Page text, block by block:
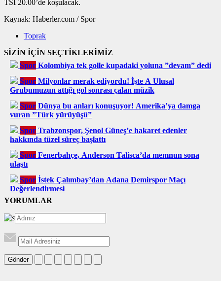
TSİ 20.00’de koşulacak.
Kaynak: Haberler.com / Spor
Toprak
SİZİN İÇİN SEÇTİKLERİMİZ
Spor Kolombiya tek golle kupadaki yoluna ”devam” dedi
Spor Milyonlar merak ediyordu! İşte A Ulusal
Grubumuzun attığı gol sonrası çalan müzik
Spor Dünya bu anları konuşuyor! Amerika’ya damga
vuran ”Türk yürüyüşü”
Spor Trabzonspor, Şenol Güneş’e hakaret edenler
hakkında tüzel süreç başlattı
Spor Fenerbahçe, Anderson Talisca’da memnun sona
ulaştı
Spor İstek Çalımbay’dan Adana Demirspor Maçı
Değerlendirmesi
YORUMLAR
Gönder